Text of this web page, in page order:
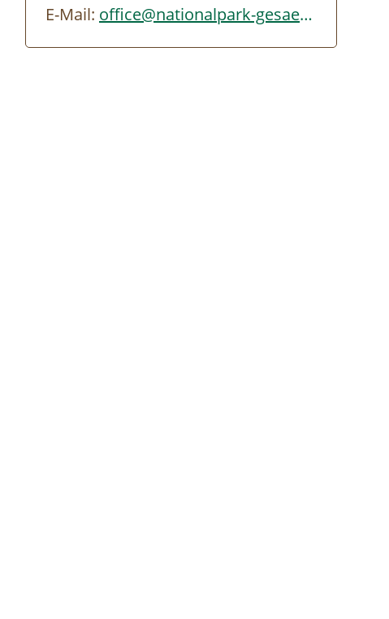
E-Mail:
office@nationalpark-gesaeuse.at